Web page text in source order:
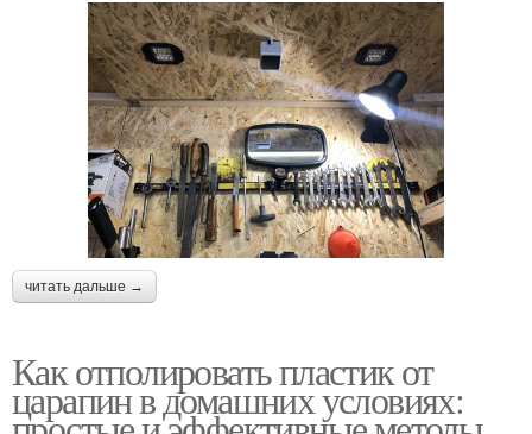
читать дальше →
Как отполировать пластик от
царапин в домашних условиях: